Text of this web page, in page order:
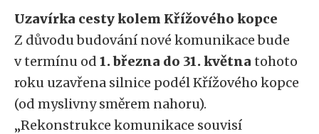
Uzavírka cesty kolem Křížového kopce
Z důvodu budování nové komunikace bude
v termínu od 1. března do 31. května tohoto
roku uzavřena silnice podél Křížového kopce
(od myslivny směrem nahoru).
„Rekonstrukce komunikace souvisí